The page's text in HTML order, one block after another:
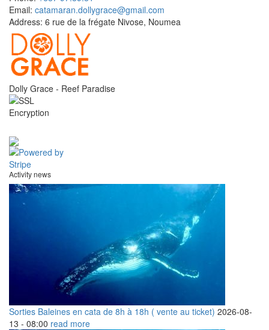
Email: catamaran.dollygrace@gmail.com
Address: 6 rue de la frégate Nivose, Noumea
Dolly Grace - Reef Paradise
Activity news
Sorties Baleines en cata de 8h à 18h ( vente au ticket) 2026-08-
13 - 08:00 read more